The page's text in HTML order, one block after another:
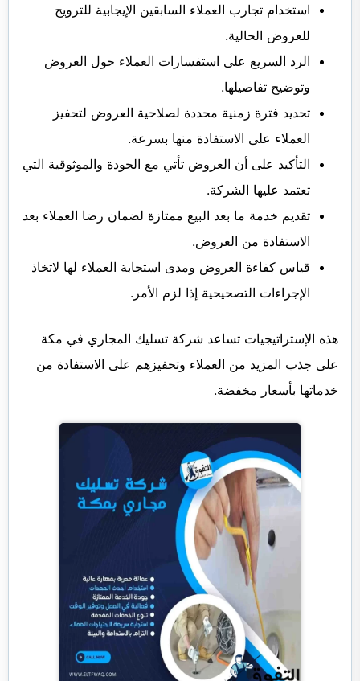
استخدام تجارب العملاء السابقين الإيجابية للترويج
للعروض الحالية.
الرد السريع على استفسارات العملاء حول العروض
وتوضيح تفاصيلها.
تحديد فترة زمنية محددة لصلاحية العروض لتحفيز
العملاء على الاستفادة منها بسرعة.
التأكيد على أن العروض تأتي مع الجودة والموثوقية التي
تعتمد عليها الشركة.
تقديم خدمة ما بعد البيع ممتازة لضمان رضا العملاء بعد
الاستفادة من العروض.
قياس كفاءة العروض ومدى استجابة العملاء لها لاتخاذ
الإجراءات التصحيحية إذا لزم الأمر.
هذه الإستراتيجيات تساعد شركة تسليك المجاري في مكة
على جذب المزيد من العملاء وتحفيزهم على الاستفادة من
خدماتها بأسعار مخفضة.